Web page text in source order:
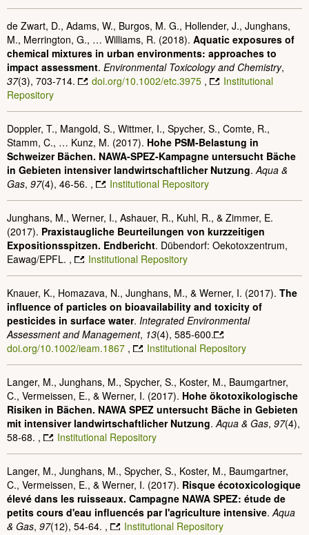
de Zwart, D., Adams, W., Burgos, M. G., Hollender, J., Junghans,
M., Merrington, G., … Williams, R. (2018). Aquatic exposures of
chemical mixtures in urban environments: approaches to
impact assessment. Environmental Toxicology and Chemistry,
37(3), 703-714. doi.org/10.1002/etc.3975 ,
Institutional
Repository
Doppler, T., Mangold, S., Wittmer, I., Spycher, S., Comte, R.,
Stamm, C., … Kunz, M. (2017). Hohe PSM-Belastung in
Schweizer Bächen. NAWA-SPEZ-Kampagne untersucht Bäche
in Gebieten intensiver landwirtschaftlicher Nutzung.Aqua &
Gas, 97(4), 46-56. , Institutional Repository
Junghans, M., Werner, I., Ashauer, R., Kuhl, R., & Zimmer, E.
(2017). Praxistaugliche Beurteilungen von kurzzeitigen
Expositionsspitzen. Endbericht. Dübendorf: Oekotoxzentrum,
Eawag/EPFL. ,
Institutional Repository
Knauer, K., Homazava, N., Junghans, M., & Werner, I. (2017). The
influence of particles on bioavailability and toxicity of
pesticides in surface water. Integrated Environmental
Assessment and Management, 13(4), 585-600.
doi.org/10.1002/ieam.1867 , Institutional Repository
Langer, M., Junghans, M., Spycher, S., Koster, M., Baumgartner,
C., Vermeissen, E., & Werner, I. (2017). Hohe ökotoxikologische
Risiken in Bächen. NAWA SPEZ untersucht Bäche in Gebieten
mit intensiver landwirtschaftlicher Nutzung.Aqua & Gas, 97(4),
58-68. ,
Institutional Repository
Langer, M., Junghans, M., Spycher, S., Koster, M., Baumgartner,
C., Vermeissen, E., & Werner, I. (2017). Risque écotoxicologique
élevé dans les ruisseaux. Campagne NAWA SPEZ: étude de
petits cours d'eau influencés par l'agriculture intensive.Aqua
& Gas, 97(12), 54-64. , Institutional Repository